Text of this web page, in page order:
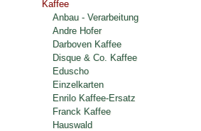
Kaffee
Anbau - Verarbeitung
Andre Hofer
Darboven Kaffee
Disque & Co. Kaffee
Eduscho
Einzelkarten
Enrilo Kaffee-Ersatz
Franck Kaffee
Hauswald